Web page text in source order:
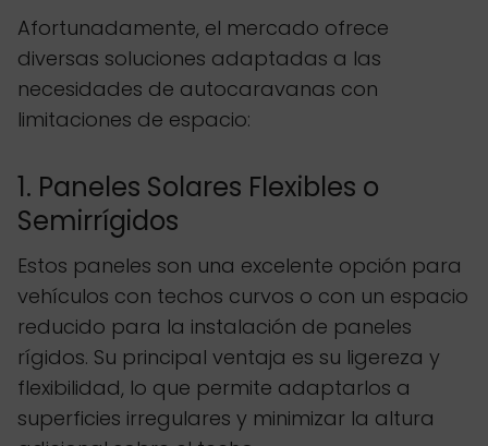
Afortunadamente, el mercado ofrece
diversas soluciones adaptadas a las
necesidades de autocaravanas con
limitaciones de espacio:
1. Paneles Solares Flexibles o
Semirrígidos
Estos paneles son una excelente opción para
vehículos con techos curvos o con un espacio
reducido para la instalación de paneles
rígidos. Su principal ventaja es su ligereza y
flexibilidad, lo que permite adaptarlos a
superficies irregulares y minimizar la altura